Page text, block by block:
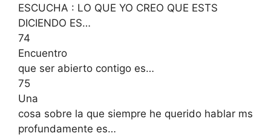
ESCUCHA : LO QUE YO CREO QUE ESTS
DICIENDO ES…
74
Encuentro
que ser abierto contigo es…
75
Una
cosa sobre la que siempre he querido hablar ms
profundamente es…